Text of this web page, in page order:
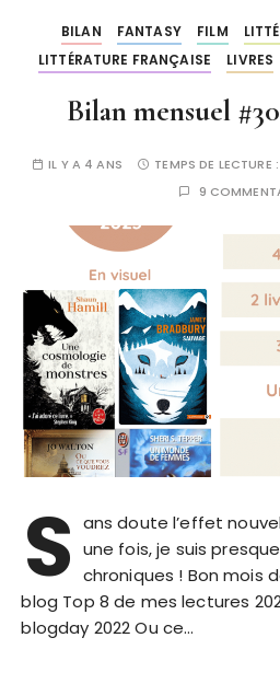
BILAN FANTASY FILM
LITTÉRATURE FRANÇAISE
LIVRES
Bilan mensuel
IL Y A 4 ANS TEMPS DE LECTURE :
9
S ans doute l’effet
une fois, je suis
chroniques ! Bon mois
blog Top 8 de mes lectures
blogday 2022 Ou ce…